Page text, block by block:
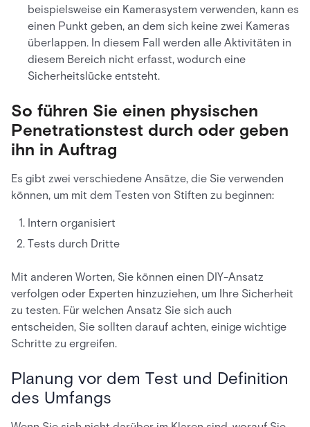
beispielsweise ein Kamerasystem verwenden, kann es
einen Punkt geben, an dem sich keine zwei Kameras
überlappen. In diesem Fall werden alle Aktivitäten in
diesem Bereich nicht erfasst, wodurch eine
Sicherheitslücke entsteht.
So führen Sie einen physischen
Penetrationstest durch oder geben
ihn in Auftrag
Es gibt zwei verschiedene Ansätze, die Sie verwenden
können, um mit dem Testen von Stiften zu beginnen:
Intern organisiert
Tests durch Dritte
Mit anderen Worten, Sie können einen DIY-Ansatz
verfolgen oder Experten hinzuziehen, um Ihre Sicherheit
zu testen. Für welchen Ansatz Sie sich auch
entscheiden, Sie sollten darauf achten, einige wichtige
Schritte zu ergreifen.
Planung vor dem Test und Definition
des Umfangs